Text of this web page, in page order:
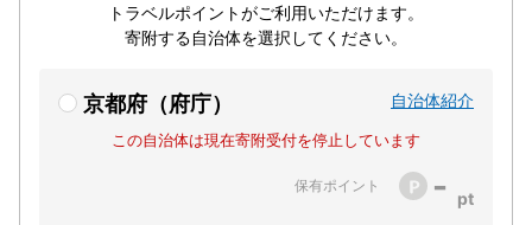
トラベルポイントがご利用いただけます。
寄附する自治体を選択してください。
京都府（府庁） 自治体紹介
この自治体は現在寄附受付を停止しています
保有ポイント -